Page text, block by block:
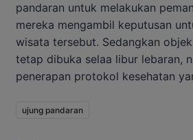
pandaran untuk melakukan
mereka mengambil keputusan
wisata tersebut. Sedangkan
tetap dibuka selaa libur lebaran,
penerapan protokol kesehatan
ujung pandaran